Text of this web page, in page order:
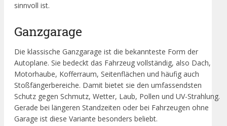
sinnvoll ist.
Ganzgarage
Die klassische Ganzgarage ist die bekannteste Form der
Autoplane. Sie bedeckt das Fahrzeug vollständig, also Dach,
Motorhaube, Kofferraum, Seitenflächen und häufig auch
Stoßfängerbereiche. Damit bietet sie den umfassendsten
Schutz gegen Schmutz, Wetter, Laub, Pollen und UV-Strahlung.
Gerade bei längeren Standzeiten oder bei Fahrzeugen ohne
Garage ist diese Variante besonders beliebt.